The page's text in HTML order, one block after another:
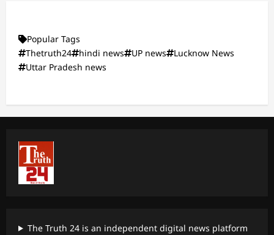
Popular Tags
Thetruth24
hindi news UP news
Lucknow News
Uttar Pradesh news
The Truth 24 is an independent digital news platform